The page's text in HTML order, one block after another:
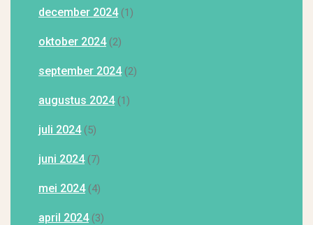
december 2024(1)
oktober 2024(2)
september 2024(2)
augustus 2024(1)
juli 2024(5)
juni 2024(7)
mei 2024(4)
april 2024(3)